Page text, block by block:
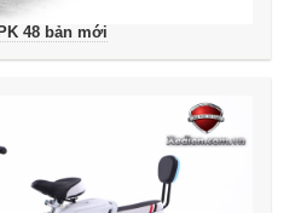
48 bản mới